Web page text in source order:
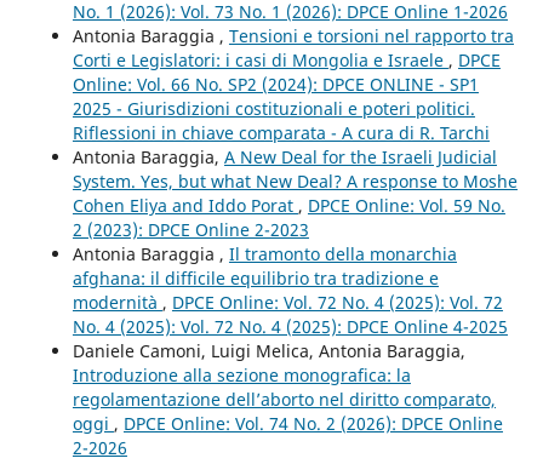
No. 1 (2026): Vol. 73 No. 1 (2026): DPCE Online 1-2026
Antonia Baraggia , Tensioni e torsioni nel rapporto tra
Corti e Legislatori: i casi di Mongolia e Israele , DPCE
Online: Vol. 66 No. SP2 (2024): DPCE ONLINE - SP1
2025 - Giurisdizioni costituzionali e poteri politici.
Riflessioni in chiave comparata - A cura di R. Tarchi
Antonia Baraggia, A New Deal for the Israeli Judicial
System. Yes, but what New Deal? A response to Moshe
Cohen Eliya and Iddo Porat , DPCE Online: Vol. 59 No.
2 (2023): DPCE Online 2-2023
Antonia Baraggia , Il tramonto della monarchia
afghana: il difficile equilibrio tra tradizione e
modernità , DPCE Online: Vol. 72 No. 4 (2025): Vol. 72
No. 4 (2025): Vol. 72 No. 4 (2025): DPCE Online 4-2025
Daniele Camoni, Luigi Melica, Antonia Baraggia,
Introduzione alla sezione monografica: la
regolamentazione dell’aborto nel diritto comparato,
oggi , DPCE Online: Vol. 74 No. 2 (2026): DPCE Online
2-2026